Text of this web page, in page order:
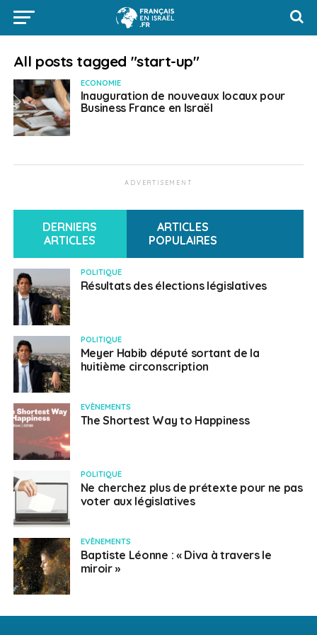
All posts tagged "start-up"
ECONOMIE
Inauguration de nouveaux locaux pour
Business France en Israël
ADVERTISEMENT
DERNIERS
ARTICLES
ARTICLES
POPULAIRES
POLITIQUE
Résultats des élections législatives
POLITIQUE
Meyer Habib député sortant de la
huitième circonscription
EVÈNEMENTS
The Shortest Way to Happiness
POLITIQUE
Ne cherchez plus de prétexte pour ne pas
voter aux législatives
EVÈNEMENTS
Baptiste Léonne : « Diva à travers le
miroir »